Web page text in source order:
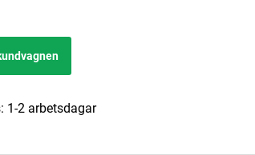
1-2 arbetsdagar